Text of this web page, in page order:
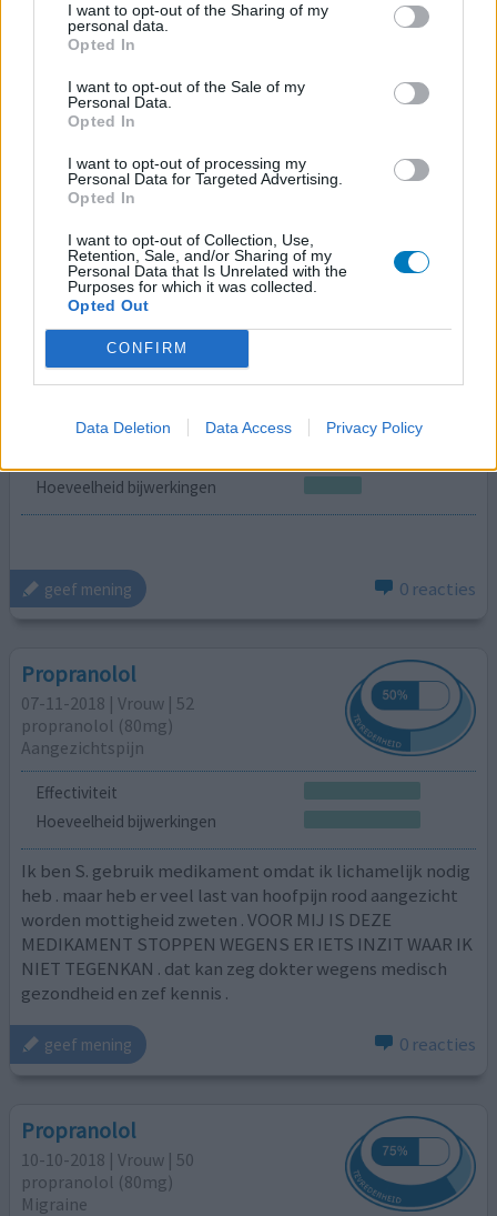
I want to opt-out of the Sharing of my
personal data.
Opted In
I want to opt-out of the Sale of my
Personal Data.
Opted In
I want to opt-out of processing my
Personal Data for Targeted Advertising.
Opted In
I want to opt-out of Collection, Use,
Retention, Sale, and/or Sharing of my
Personal Data that Is Unrelated with the
Purposes for which it was collected.
Opted Out
CONFIRM
Data Deletion Data Access Privacy Policy
eerst gebruikte ik Metoprolol maar door een hele nare
bijwerking waar ik nooit meer vanaf kom, te weten
oorsuizen, deze voorgeschreven gekregen. Al eerder had
ik allergische reactie op Renitec en Diovan. Allebei
veroorzaakten gezwollen oogleden en lippen. Dit
medicijn gebruik ik nog maar kort dus hoe het zich op de
langere termijn ontwikkeld weet ik nog niet maar ik
[lees meer...]
geef mening 1 Reactie
Propranolol
16-12-2018 | Vrouw | 15
propranolol (80mg)
Hoeveelheid bijwerkingen
geef mening 0 reacties
Propranolol
07-11-2018 | Vrouw | 52
propranolol (80mg)
Aangezichtspijn
Effectiviteit
Hoeveelheid bijwerkingen
Ik ben S. gebruik medikament omdat ik lichamelijk nodig
heb . maar heb er veel last van hoofpijn rood aangezicht
worden mottigheid zweten . VOOR MIJ IS DEZE
MEDIKAMENT STOPPEN WEGENS ER IETS INZIT WAAR IK
NIET TEGENKAN . dat kan zeg dokter wegens medisch
gezondheid en zef kennis .
geef mening 0 reacties
Propranolol
10-10-2018 | Vrouw | 50
propranolol (80mg)
Migraine